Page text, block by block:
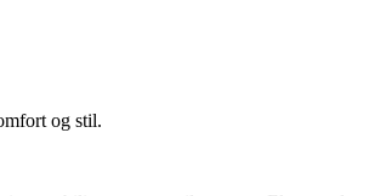
og stil.